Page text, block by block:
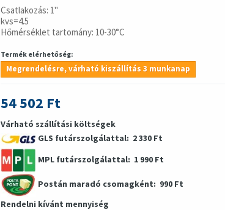
Csatlakozás: 1"
kvs=4.5
Hőmérséklet tartomány: 10-30°C
Termék elérhetőség:
Megrendelésre, várható kiszállítás 3 munkanap
54 502 Ft
Várható szállítási költségek
GLS futárszolgálattal: 2 330 Ft
MPL futárszolgálattal: 1 990 Ft
Postán maradó csomagként: 990 Ft
Rendelni kívánt mennyiség